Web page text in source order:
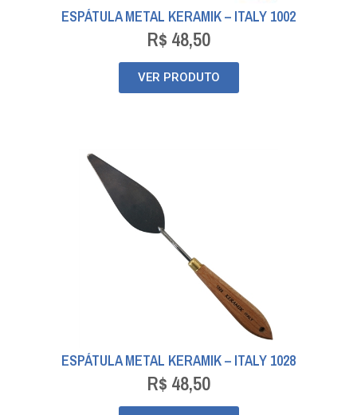
ESPÁTULA METAL KERAMIK – ITALY 1002
R$ 48,50
VER PRODUTO
ESPÁTULA METAL KERAMIK – ITALY 1028
R$ 48,50